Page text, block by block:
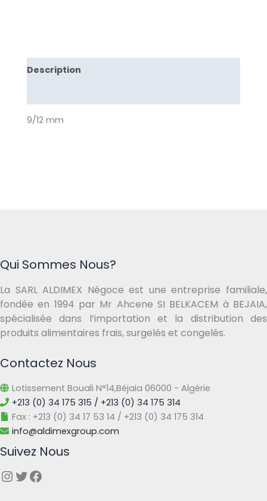
Description
9/12 mm
Qui Sommes Nous?
La SARL ALDIMEX Négoce est une entreprise familiale,
fondée en 1994 par Mr Ahcene SI BELKACEM à BEJAIA,
spécialisée dans l’importation et la distribution des
produits alimentaires frais, surgelés et congelés.
Contactez Nous
Lotissement Bouali N°14,Béjaia 06000 - Algérie
+213 (0) 34 175 315 / +213 (0) 34 175 314
Fax : +213 (0) 34 17 53 14 / +213 (0) 34 175 314
info@aldimexgroup.com
Suivez Nous